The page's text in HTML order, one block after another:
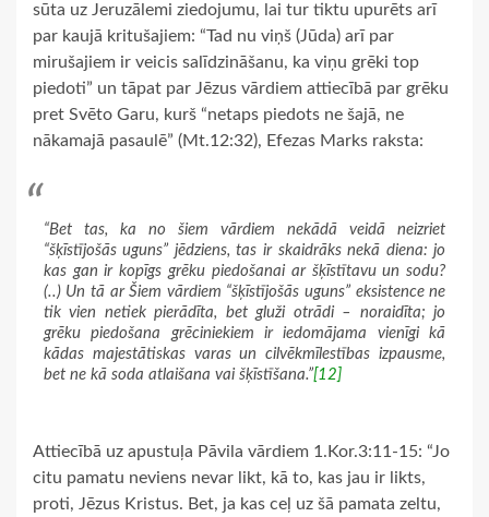
sūta uz Jeruzālemi ziedojumu, lai tur tiktu upurēts arī
par kaujā kritušajiem: “Tad nu viņš (Jūda) arī par
mirušajiem ir veicis salīdzināšanu, ka viņu grēki top
piedoti” un tāpat par Jēzus vārdiem attiecībā par grēku
pret Svēto Garu, kurš “netaps piedots ne šajā, ne
nākamajā pasaulē” (Mt.12:32), Efezas Marks raksta:
“Bet tas, ka no šiem vārdiem nekādā veidā neizriet
“šķīstījošās uguns” jēdziens, tas ir skaidrāks nekā diena: jo
kas gan ir kopīgs grēku piedošanai ar šķīstītavu un sodu?
(..) Un tā ar Šiem vārdiem “šķīstījošās uguns” eksistence ne
tik vien netiek pierādīta, bet gluži otrādi – noraidīta; jo
grēku piedošana grēciniekiem ir iedomājama vienīgi kā
kādas majestātiskas varas un cilvēkmīlestības izpausme,
bet ne kā soda atlaišana vai šķīstīšana.”[12]
Attiecībā uz apustuļa Pāvila vārdiem 1.Kor.3:11-15: “Jo
citu pamatu neviens nevar likt, kā to, kas jau ir likts,
proti, Jēzus Kristus. Bet, ja kas ceļ uz šā pamata zeltu,